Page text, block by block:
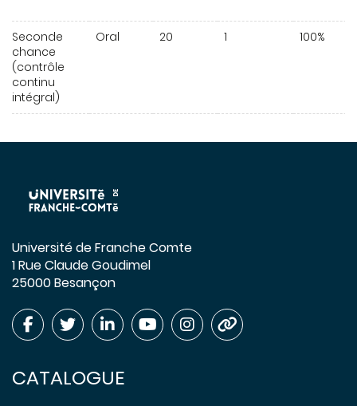
Seconde
chance
(contrôle
continu
intégral)
Oral 20 1 100%
Université de Franche Comte
1 Rue Claude Goudimel
25000 Besançon
CATALOGUE